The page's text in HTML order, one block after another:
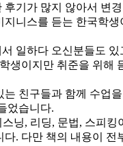
기가 많지 않아서 변경
지니스를 듣는 한국학생
일하다 오신분들도 있
생이지만 취준을 위해
는 친구들과 함께 수업
었습니다.
닝, 리딩, 문법, 스피킹
. 다만 책의 내용이 전